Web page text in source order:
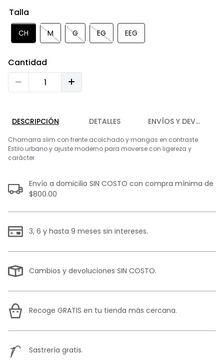
Talla
CH M G EG EEG
Cantidad
DESCRIPCIÓN DETALLES ENVÍOS Y
Chamarra slim con frente acolchado y mangas en contraste.
Estilo urbano y ajuste moderno para moverse con ligereza y
carácter.
Envío a domicilio SIN COSTO con compra mínima de
$800.00
3, 6 y hasta 9 meses sin intereses.
Cambios y devoluciones SIN COSTO.
Recoge GRATIS en tu tienda más cercana.
Sastrería gratis.
10. abrigo